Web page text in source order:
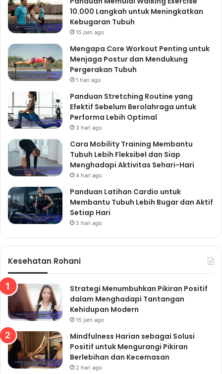
10.000 Langkah untuk Meningkatkan
Kebugaran Tubuh
15 jam ago
Mengapa Core Workout Penting untuk
Menjaga Postur dan Mendukung
Pergerakan Tubuh
1 hari ago
Panduan Stretching Routine yang
Efektif Sebelum Berolahraga untuk
Performa Lebih Optimal
3 hari ago
Cara Mobility Training Membantu
Tubuh Lebih Fleksibel dan Siap
Menghadapi Aktivitas Sehari-Hari
4 hari ago
Panduan Latihan Cardio untuk
Membantu Tubuh Lebih Bugar dan Aktif
Setiap Hari
5 hari ago
Kesehatan Rohani
Strategi Menumbuhkan Pikiran Positif
dalam Menghadapi Tantangan
Kehidupan Modern
15 jam ago
Mindfulness Harian sebagai Solusi
Positif untuk Mengurangi Pikiran
Berlebihan dan Kecemasan
2 hari ago